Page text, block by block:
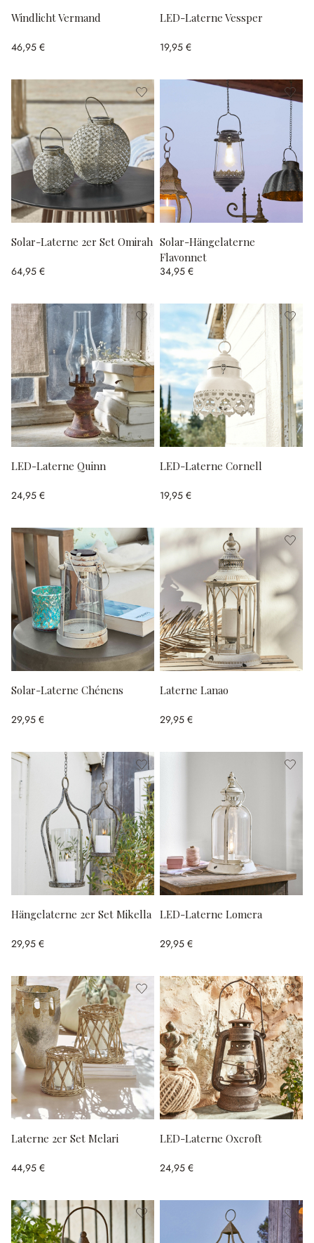
Windlicht Vermand
46,95 €
LED-Laterne Vessper
19,95 €
Solar-Laterne 2er Set Omirah
64,95 €
Solar-Hängelaterne
Flavonnet
34,95 €
LED-Laterne Quinn
24,95 €
LED-Laterne Cornell
19,95 €
Solar-Laterne Chénens
29,95 €
Laterne Lanao
29,95 €
Hängelaterne 2er Set Mikella
29,95 €
LED-Laterne Lomera
29,95 €
Laterne 2er Set Melari
44,95 €
LED-Laterne Oxcroft
24,95 €